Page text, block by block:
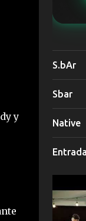
y
S.bAr
Sbar
Native